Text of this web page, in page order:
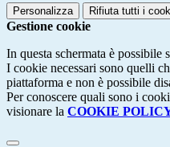
Personalizza Rifiuta tutti i
Gestione cookie
In questa schermata è possibile
I cookie necessari sono quelli
piattaforma e non è possibile
Per conoscere quali sono i
visionare la COOKIE